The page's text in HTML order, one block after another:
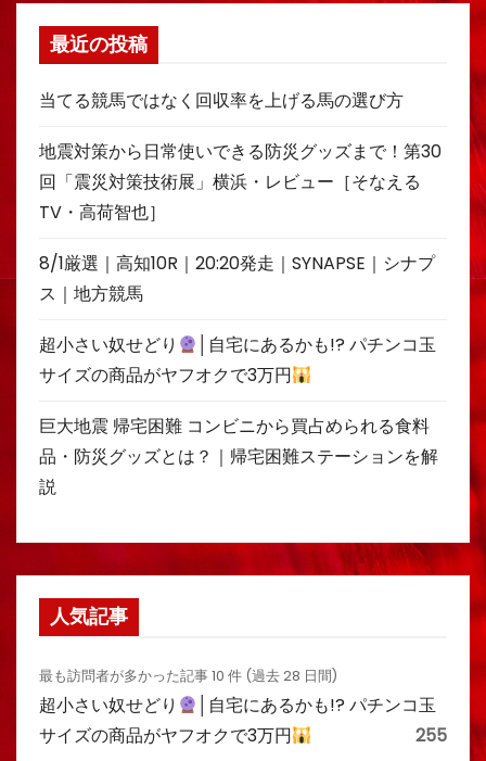
最近の投稿
当てる競馬ではなく回収率を上げる馬の選び方
地震対策から日常使いできる防災グッズまで！第30
回「震災対策技術展」横浜・レビュー［そなえる
TV・高荷智也］
8/1厳選｜高知10R｜20:20発走｜SYNAPSE｜シナプ
ス｜地方競馬
超小さい奴せどり
│自宅にあるかも!? パチンコ玉
サイズの商品がヤフオクで3万円
巨大地震 帰宅困難 コンビニから買占められる食料
品・防災グッズとは？｜帰宅困難ステーションを解
説
人気記事
最も訪問者が多かった記事 10 件 (過去 28 日間)
超小さい奴せどり
│自宅にあるかも!? パチンコ玉
サイズの商品がヤフオクで3万円
255